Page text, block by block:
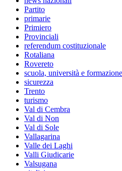
Partito
primarie
Primiero
Provinciali
referendum costituzionale
Rotaliana
Rovereto
scuola, università e formazione
sicurezza
Trento
turismo
Val di Cembra
Val di Non
Val di Sole
Vallagarina
Valle dei Laghi
Valli Giudicarie
Valsugana